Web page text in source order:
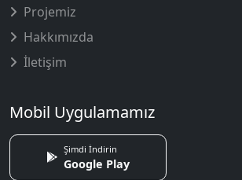
Projemiz
Hakkımızda
İletişim
Mobil Uygulamamız
Şimdi İndirin
Google Play